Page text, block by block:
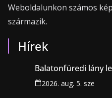
Weboldalunkon számos
származik.
Hírek
Balatonfüredi lány
2026. aug. 5. sze